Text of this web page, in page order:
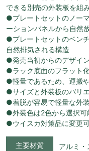
できる別売の外装板を組
●プレートセットのノー
ーションパネルから自然
●プレートセットのベン
自然排気される構造
●発売当初からのデザイ
●ラック底面のフラット
●軽量であるため、運搬
●サイズと外装板のバリ
●着脱が容易で軽量な外
●外装色は2色から選択可
●ウイスカ対策品に変更
主要材質 アルミ